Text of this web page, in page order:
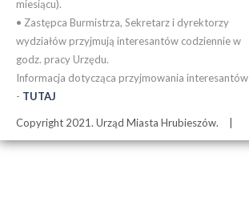
miesiącu).
• Zastępca Burmistrza, Sekretarz i dyrektorzy
wydziałów przyjmują interesantów codziennie w
godz. pracy Urzędu.
Informacja dotycząca przyjmowania interesantów
- TUTAJ
Copyright 2021. Urząd Miasta Hrubieszów.